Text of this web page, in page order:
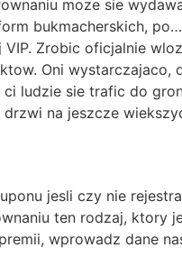
moze sie
bukmacherskich,
Zrobic oficjalnie
Oni
ludzie sie trafic do
na jeszcze
jesli czy nie
ten rodzaj, ktory
wprowadz dane